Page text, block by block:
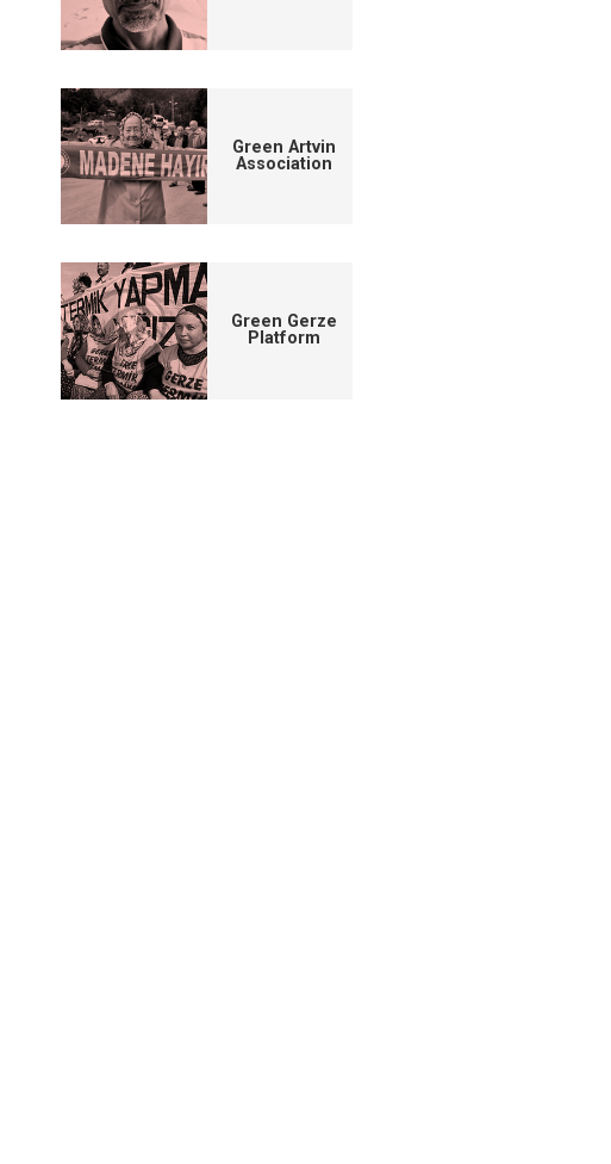
Green Artvin
Association
Green Gerze
Platform